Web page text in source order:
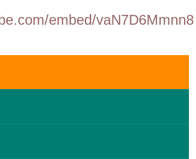
embed/vaN7D6Mmnn8